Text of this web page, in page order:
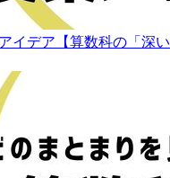
イデア【算数科の「深い